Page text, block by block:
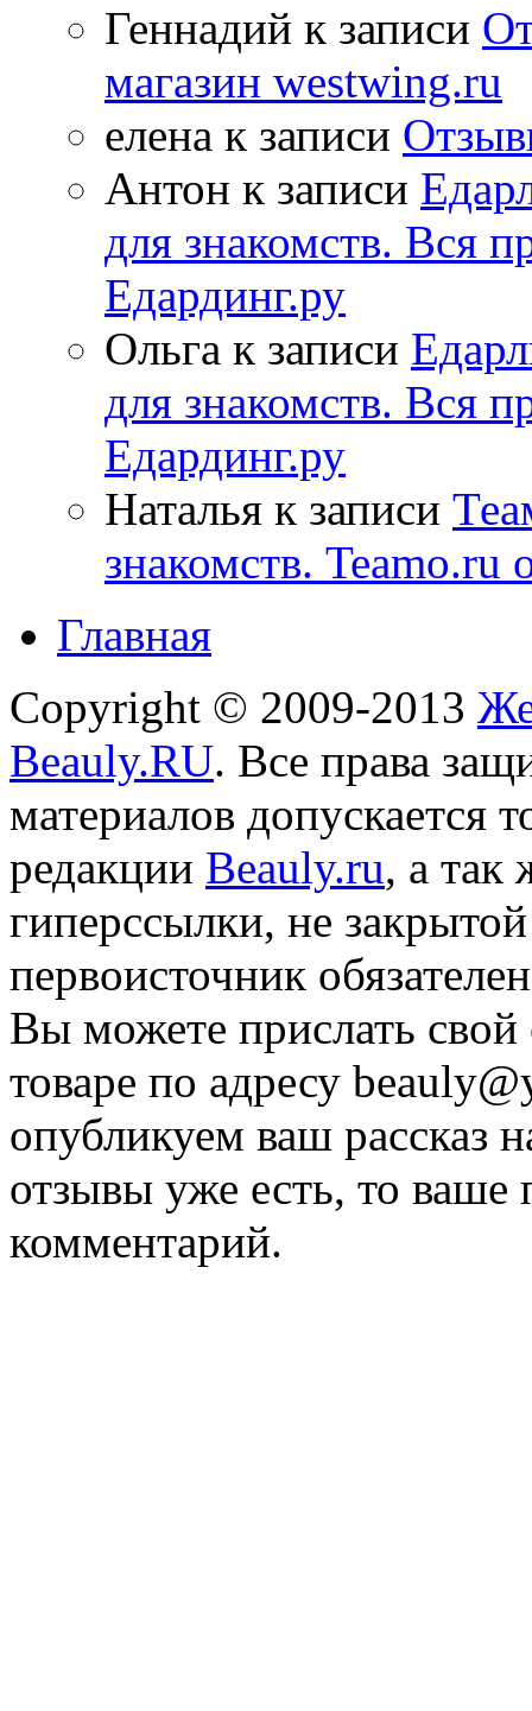
Геннадий к записи
магазин westwing.ru
елена к записи
Антон к записи
для знакомств. Вся
Едардинг.ру
Ольга к записи
для знакомств. Вся
Едардинг.ру
Наталья к записи
знакомств.
Главная
Copyright © 2009-2013
Beauly.RU. Все права
материалов допускается
редакции Beauly.ru, а так
гиперссылки, не
первоисточник
Вы можете прислать свой
товаре по адресу
опубликуем ваш рассказ
отзывы уже есть, то ваше
комментарий.